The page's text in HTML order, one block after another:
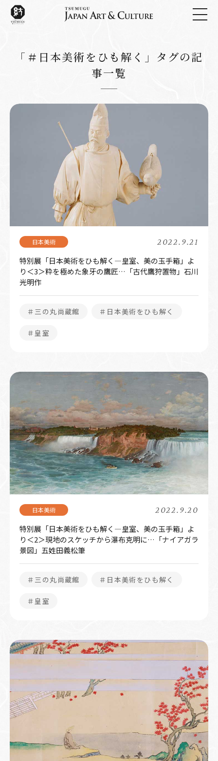
「＃日本美術をひも解く」タグの記
事一覧
2022.9.21
特別展「日本美術をひも解く―皇室、美の玉手箱」よ
り＜3＞粋を極めた象牙の鷹匠…「古代鷹狩置物」石川
光明作
＃三の丸尚蔵館 ＃日本美術をひも解く
＃皇室
2022.9.20
特別展「日本美術をひも解く―皇室、美の玉手箱」よ
り＜2＞現地のスケッチから瀑布克明に…「ナイアガラ
景図」五姓田義松筆
＃三の丸尚蔵館 ＃日本美術をひも解く
＃皇室